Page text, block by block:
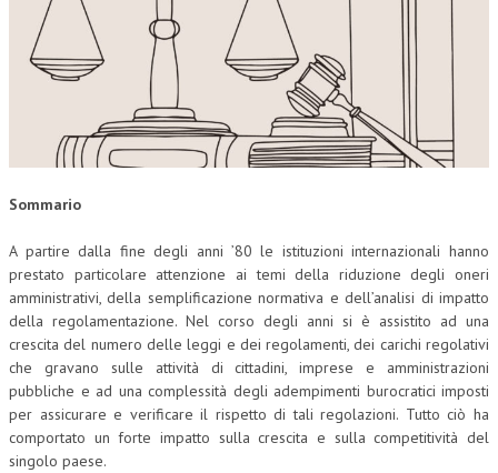
CORSI CE.S.E.D.
ARCHIVIO CORSI 2015
DIVENTA SOCIO
BROCHURE CE.S.E.D.
LA RIVISTA
LA RIVISTA
COMITATO SCIENTIFICO
COMITATO EDITORIALE
REDAZIONE
PEER REVIEW
CODICE ETICO
Sommario
A partire dalla fine degli anni ’80 le istituzioni internazionali hanno
prestato particolare attenzione ai temi della riduzione degli oneri
amministrativi, della semplificazione normativa e dell’analisi di impatto
della regolamentazione. Nel corso degli anni si è assistito ad una
crescita del numero delle leggi e dei regolamenti, dei carichi regolativi
che gravano sulle attività di cittadini, imprese e amministrazioni
pubbliche e ad una complessità degli adempimenti burocratici imposti
per assicurare e verificare il rispetto di tali regolazioni. Tutto ciò ha
comportato un forte impatto sulla crescita e sulla competitività del
singolo paese.